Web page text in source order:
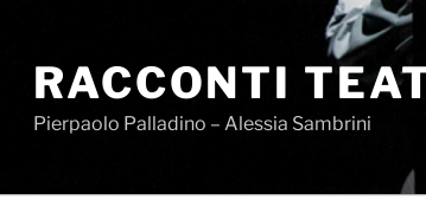
RACCONTI
Pierpaolo Palladino – Alessia Sambrini